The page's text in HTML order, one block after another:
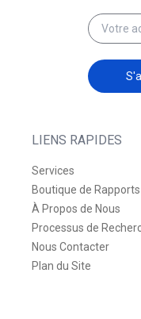
LIENS RAPIDES
Services
Boutique de Rapports
À Propos de Nous
Processus de
Nous Contacter
Plan du Site